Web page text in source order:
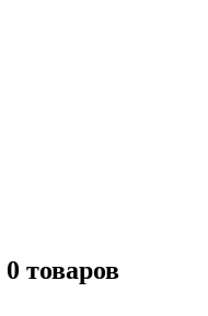
0 товаров